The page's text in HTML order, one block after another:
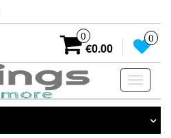
0
€0.00
0
Toggle